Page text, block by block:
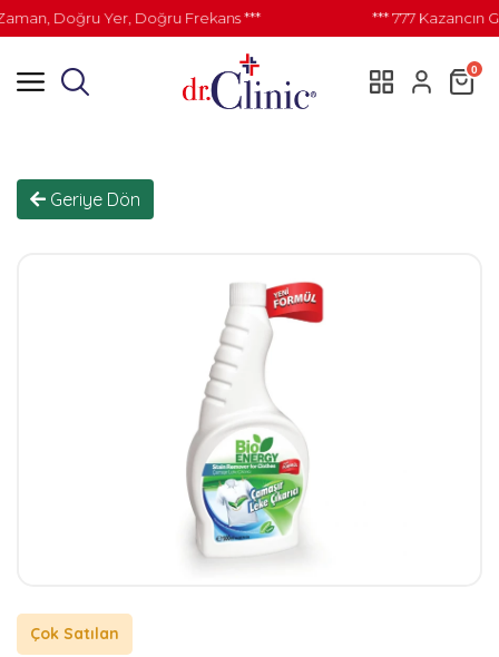
Doğru Yer, Doğru Frekans *** *** 777 Kazancın
0
Geriye Dön
Çok Satılan